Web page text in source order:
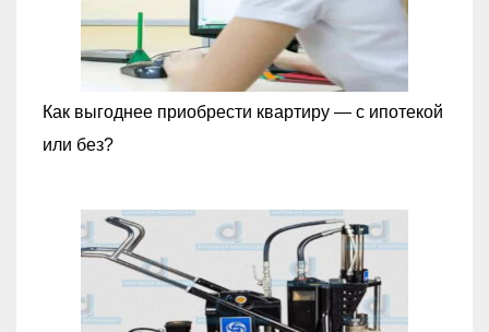
Как выгоднее приобрести квартиру — с ипотекой
или без?